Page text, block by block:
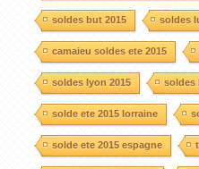
soldes but 2015 soldes
camaieu soldes ete 2015
soldes lyon 2015 soldes
solde ete 2015 lorraine
solde ete 2015 espagne